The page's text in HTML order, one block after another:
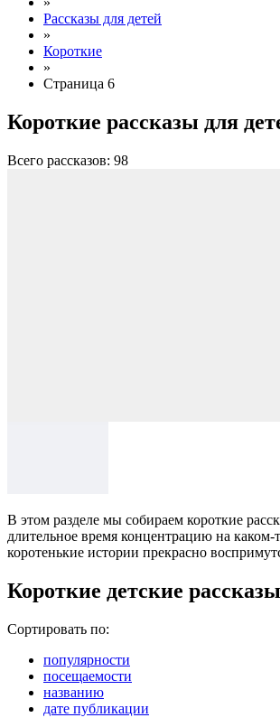
Рассказы для детей
»
Короткие
»
Страница 6
Короткие рассказы для
Всего рассказов: 98
В этом разделе мы собираем короткие
длительное время концентрацию на
коротенькие истории прекрасно
Короткие детские
Сортировать по:
популярности
посещаемости
названию
дате публикации